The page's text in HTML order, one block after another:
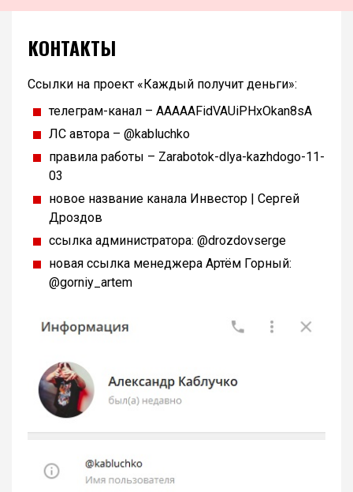
КОНТАКТЫ
Ссылки на проект «Каждый получит деньги»:
телеграм-канал – AAAAAFidVAUiPHxOkan8sA
ЛС автора – @kabluchko
правила работы – Zarabotok-dlya-kazhdogo-11-
03
новое название канала Инвестор | Сергей
Дроздов
ссылка администратора: @drozdovserge
новая ссылка менеджера Артём Горный:
@gorniy_artem